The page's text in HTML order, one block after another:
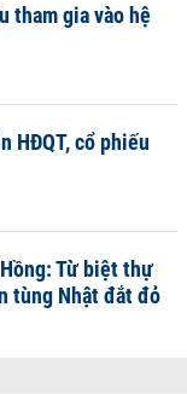
tham gia vào hệ
HĐQT, cổ phiếu
Từ biệt thự
tùng Nhật đắt đỏ